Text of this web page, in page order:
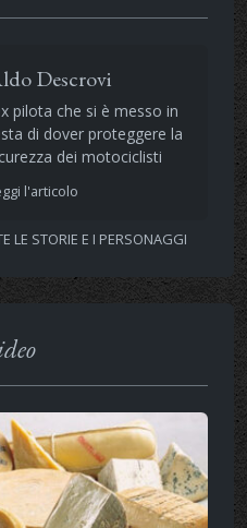
Descrovi
pilota che si è messo in
di dover proteggere la
dei motociclisti
l'articolo
LE STORIE E I PERSONAGGI